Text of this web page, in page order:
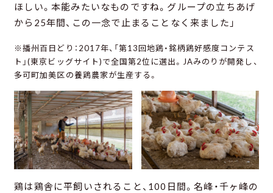
ほしい。本能みたいなものですね。グループの立ちあげ
から25年間、この一念で止まることなく来ました」
※播州百日どり：2017年、「第13回地鶏・銘柄鶏好感度コンテス
ト」(東京ビッグサイト)で全国第2位に選出。JAみのりが開発し、
多可町加美区の養鶏農家が生産する。
鶏は鶏舎に平飼いされること、100日間。名峰・千ヶ峰の